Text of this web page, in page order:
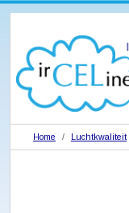
Home Luchtkwaliteit